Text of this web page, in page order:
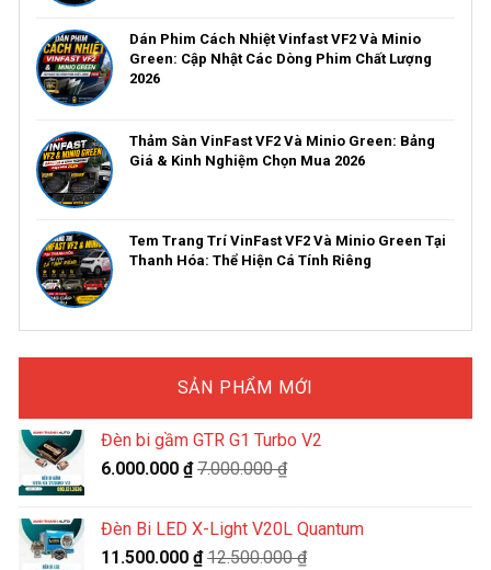
Dán Phim Cách Nhiệt Vinfast VF2 Và Minio
Green: Cập Nhật Các Dòng Phim Chất Lượng
2026
Thảm Sàn VinFast VF2 Và Minio Green: Bảng
Giá & Kinh Nghiệm Chọn Mua 2026
Tem Trang Trí VinFast VF2 Và Minio Green Tại
Thanh Hóa: Thể Hiện Cá Tính Riêng
SẢN PHẨM MỚI
Đèn bi gầm GTR G1 Turbo V2
6.000.000 ₫ 7.000.000₫
Đèn Bi LED X-Light V20L Quantum
11.500.000 ₫ 12.500.000₫